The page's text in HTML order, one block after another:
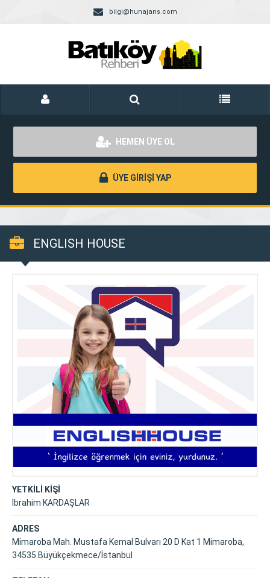
bilgi@hunajans.com
HEMEN ÜYE OL
ÜYE GİRİŞİ YAP
ENGLISH HOUSE
YETKİLİ KİŞİ
İbrahim KARDAŞLAR
ADRES
Mimaroba Mah. Mustafa Kemal Bulvarı 20 D Kat 1 Mimaroba,
34535 Büyükçekmece/İstanbul